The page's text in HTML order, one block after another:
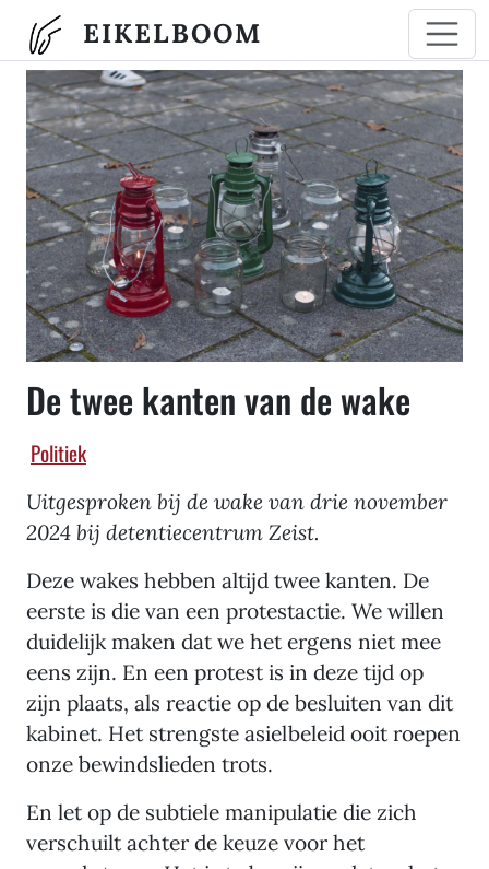
Overslaan en naar de inhoud gaan
EIKELBOOM
De twee kanten van de wake
Politiek
Uitgesproken bij de wake van drie november
2024 bij detentiecentrum Zeist.
Deze wakes hebben altijd twee kanten. De
eerste is die van een protestactie. We willen
duidelijk maken dat we het ergens niet mee
eens zijn. En een protest is in deze tijd op
zijn plaats, als reactie op de besluiten van dit
kabinet. Het strengste asielbeleid ooit roepen
onze bewindslieden trots.
En let op de subtiele manipulatie die zich
verschuilt achter de keuze voor het